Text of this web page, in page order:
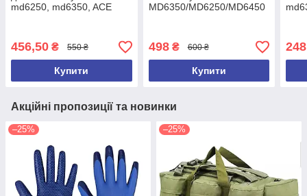
md6250, md6350, ACE
456,50 ₴ 550 ₴
Купити
MD6350/MD6250/MD6450
498₴ 600 ₴
Купити
Акційні пропозиції та новинки
–25% –25%